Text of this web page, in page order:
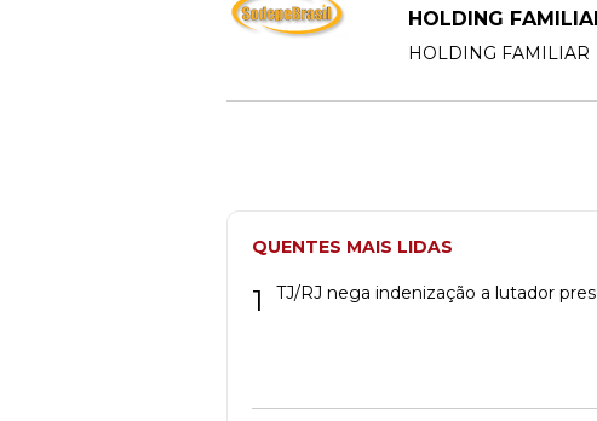
HOLDING
HOLDING FAMILIAR
QUENTES MAIS LIDAS
1 TJ/RJ nega indenização a lutador